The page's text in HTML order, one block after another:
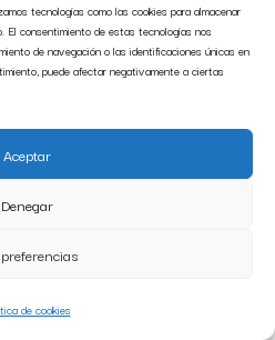
tecnologías como las cookies para almacenar
El consentimiento de estas tecnologías nos
de navegación o las identificaciones únicas en
puede afectar negativamente a ciertas
Aceptar
Denegar
de cookies